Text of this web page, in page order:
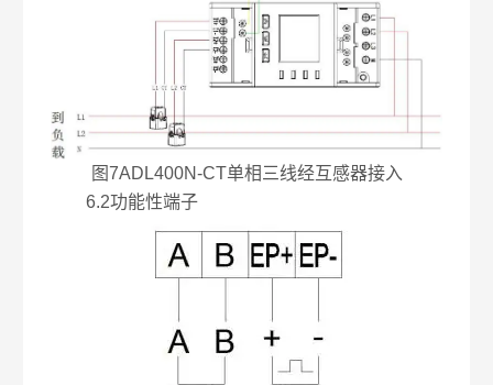
图7ADL400N-CT单相三线经互感器接入
6.2功能性端子